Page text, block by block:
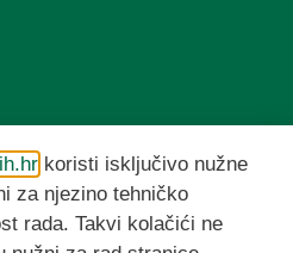
koristi isključivo nužne
za njezino tehničko
rada. Takvi kolačići ne